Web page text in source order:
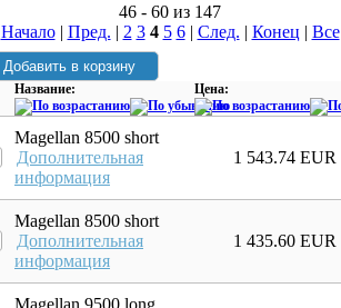
46 - 60 из 147
Начало| Пред. | 2 3 4 5 6| След. | Конец | Все
Название: Цена:
Magellan 8500 short
Дополнительная
информация
1 543.74 EUR
Magellan 8500 short
Дополнительная
информация
1 435.60 EUR
Magellan 9500 long